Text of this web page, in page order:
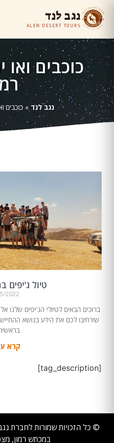
נגב לנד
ALEN DESERT TOURS
כוכבים
נגב לנד »כוכבים
טיול ג'יפים
2022
ברוכים הבאים לטיולי הג'יפים שלנו
שירחיבו לכם את הידע בנושא
קרא
[tag_description]
© כל הזכויות שמורות לחברת
במכתש רמון,